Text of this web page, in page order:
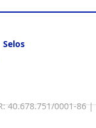
Selos
40.678.751/0001-